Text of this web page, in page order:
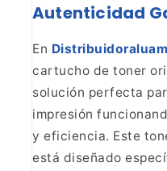
Autenticidad
En
cartucho de toner
solución perfecta
impresión
y eficiencia. Este
está diseñado